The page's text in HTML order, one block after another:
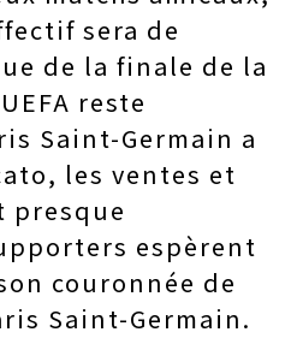
sera de
de la finale de la
reste
Saint-Germain a
les ventes et
presque
espèrent
couronnée de
Saint-Germain.